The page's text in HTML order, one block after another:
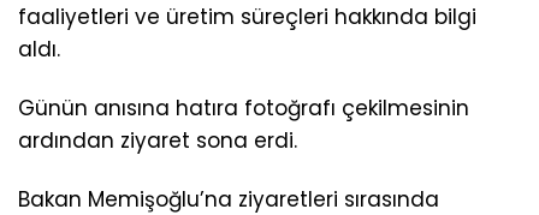
faaliyetleri ve üretim süreçleri hakkında bilgi
aldı.
Günün anısına hatıra fotoğrafı çekilmesinin
ardından ziyaret sona erdi.
Bakan Memişoğlu’na ziyaretleri sırasında